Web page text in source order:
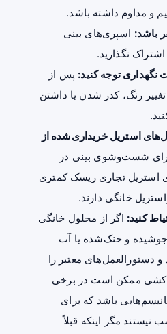
و مداوم داشته باشد.
باشد: اسپری‌های بینی
نگذارید.
نگهداری توجه کنید: پس از
رنگ، کدر شدن یا داشتن
استریل خریداری‌شده از
شست‌وشوی بینی در
تجاری ریسک کمتری
خانگی دارند.
کنید: اگر از محلول خانگی
جوشیده و خنک‌شده یا آب
دستورالعمل‌های معتبر را
ممکن است در برخی
باشد که برای
نیستند مگر اینکه قبلاً